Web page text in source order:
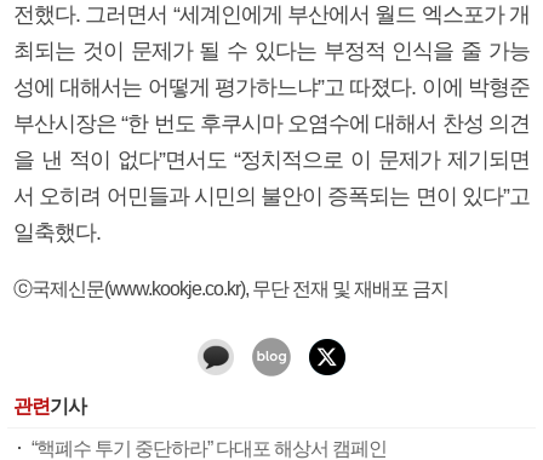
전했다. 그러면서 “세계인에게 부산에서 월드 엑스포가 개
최되는 것이 문제가 될 수 있다는 부정적 인식을 줄 가능
성에 대해서는 어떻게 평가하느냐”고 따졌다. 이에 박형준
부산시장은 “한 번도 후쿠시마 오염수에 대해서 찬성 의견
을 낸 적이 없다”면서도 “정치적으로 이 문제가 제기되면
서 오히려 어민들과 시민의 불안이 증폭되는 면이 있다”고
일축했다.
ⓒ국제신문(www.kookje.co.kr), 무단 전재 및 재배포 금지
관련기사
“핵폐수 투기 중단하라” 다대포 해상서 캠페인